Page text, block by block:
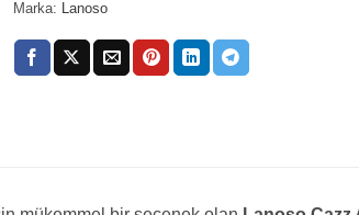
Marka: Lanoso